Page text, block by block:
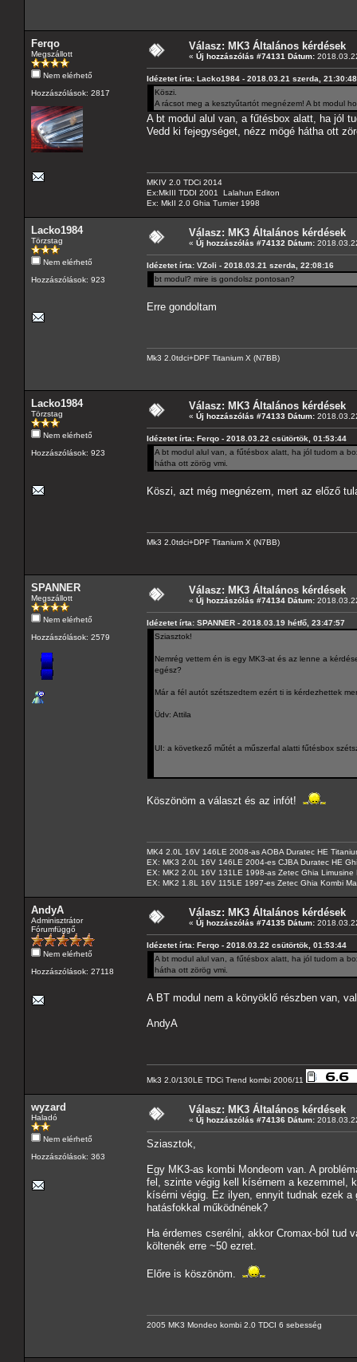
Ferqo
Megszállott
Nem elérhető
Hozzászólások: 2817
Válasz: MK3 Általános kérdések
« Új hozzászólás #74131 Dátum:
Idézetet írta: Lacko1984 - 2018.03.21 szerda, 21:30:48
Köszi.
A rácsot meg a kesztyűtartót megnézem! A bt modul
A bt modul alul van, a fűtésbox alatt, ha jól
Vedd ki fejegységet, nézz mögé hátha ott
MKIV 2.0 TDCi 2014
Ex:MkIII TDDI 2001 Lalahun Editon
Ex: MkII 2.0 Ghia Turnier 1998
Lacko1984
Törzstag
Nem elérhető
Hozzászólások: 923
Válasz: MK3 Általános kérdések
« Új hozzászólás #74132 Dátum:
Idézetet írta: VZoli - 2018.03.21 szerda, 22:08:16
bt modul? mire is gondolsz pontosan?
Erre gondoltam
Mk3 2.0tdci+DPF Titanium X (N7BB)
Lacko1984
Törzstag
Nem elérhető
Hozzászólások: 923
Válasz: MK3 Általános kérdések
« Új hozzászólás #74133 Dátum:
Idézetet írta: Ferqo - 2018.03.22 csütörtök, 01:53:44
A bt modul alul van, a fűtésbox alatt, ha jól tudom a
hátha ott zörög vmi.
Köszi, azt még megnézem, mert az előző
Mk3 2.0tdci+DPF Titanium X (N7BB)
SPANNER
Megszállott
Nem elérhető
Hozzászólások: 2579
Válasz: MK3 Általános kérdések
« Új hozzászólás #74134 Dátum:
Idézetet írta: SPANNER - 2018.03.19 hétfő, 23:47:57
Sziasztok!
Nemrég vettem én is egy MK3-at és az lenne a
egész?
Már a fél autót szétszedtem ezért ti is kérdezhettek
Üdv: Attila
UI: a következő műtét a műszerfal alatti fűtésbox
Köszönöm a választ és az infót!
MK4 2.0L 16V 146LE 2008-as AOBA Duratec HE
EX: MK3 2.0L 16V 146LE 2004-es CJBA Duratec HE
EX: MK2 2.0L 16V 131LE 1998-as Zetec Ghia Limusine
EX: MK2 1.8L 16V 115LE 1997-es Zetec Ghia Kombi
AndyA
Adminisztrátor
Fórumfüggő
Nem elérhető
Hozzászólások: 27118
Válasz: MK3 Általános kérdések
« Új hozzászólás #74135 Dátum:
Idézetet írta: Ferqo - 2018.03.22 csütörtök, 01:53:44
A bt modul alul van, a fűtésbox alatt, ha jól tudom a
hátha ott zörög vmi.
A BT modul nem a könyöklő részben van,
AndyA
Mk3 2.0/130LE TDCi Trend kombi 2006/11
wyzard
Haladó
Nem elérhető
Hozzászólások: 363
Válasz: MK3 Általános kérdések
« Új hozzászólás #74136 Dátum:
Sziasztok,
Egy MK3-as kombi Mondeom van. A
fel, szinte végig kell kísérnem a kezemmel,
kísérni végig. Ez ilyen, ennyit tudnak ezek
hatásfokkal működnének?
Ha érdemes cserélni, akkor Cromax-ból tud
költenék erre ~50 ezret.
Előre is köszönöm.
2005 MK3 Mondeo kombi 2.0 TDCI 6 sebesség